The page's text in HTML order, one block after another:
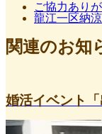
ご協力あり
龍江一区納
関連のお知
婚活イベント「